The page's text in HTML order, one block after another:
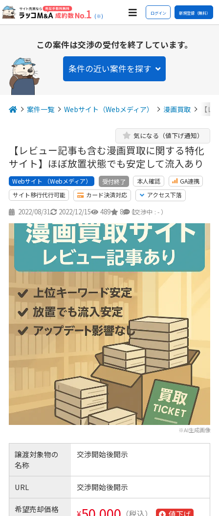
(※) ログイン 新規登録（無料）
この案件は交渉の受付を終了しています。
条件の近い案件を探す
案件一覧 Webサイト（Webメディア） 漫画買取 【
【レビュー記事も含む漫画買取に関する特化
サイト】ほぼ放置状態でも安定して流入あり
気になる（値下げ通知）
Webサイト （Webメディア） 受付終了 本人確認
GA連携
サイト移行代行可能
カード決済対応 アクセス下落
2022/08/31 2022/12/15 489 8 1
（交渉中 : - ）
※AI生成画像
譲渡対象物の
名称
交渉開始後開示
URL 交渉開始後開示
希望売却価格
値下げ